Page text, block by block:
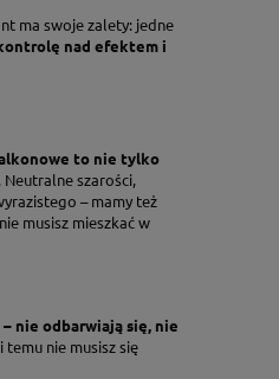
ma swoje zalety: jedne
nad efektem i
to nie tylko
szarości,
– mamy też
musisz mieszkać w
nie odbarwiają się, nie
nie musisz się